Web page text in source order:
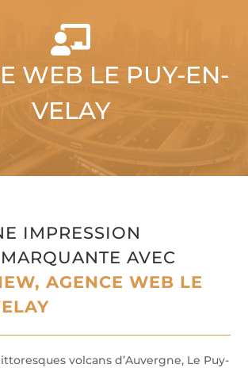

WEB LE PUY-EN-
VELAY
IMPRESSION
AVEC
AGENCE WEB LE
volcans d’Auvergne, Le Puy-